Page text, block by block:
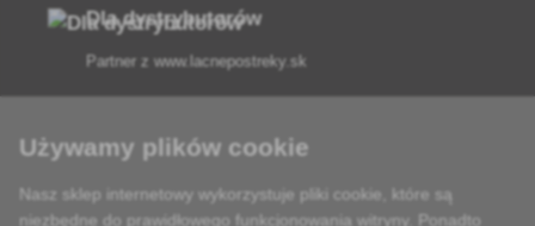
Dla dystrybutorów
Partner z www.lacnepostreky.sk
Zawsze służymy fachową poradą
Używamy plików cookie
Nasz sklep internetowy wykorzystuje pliki cookie, które są
niezbędne do prawidłowego funkcjonowania witryny. Ponadto